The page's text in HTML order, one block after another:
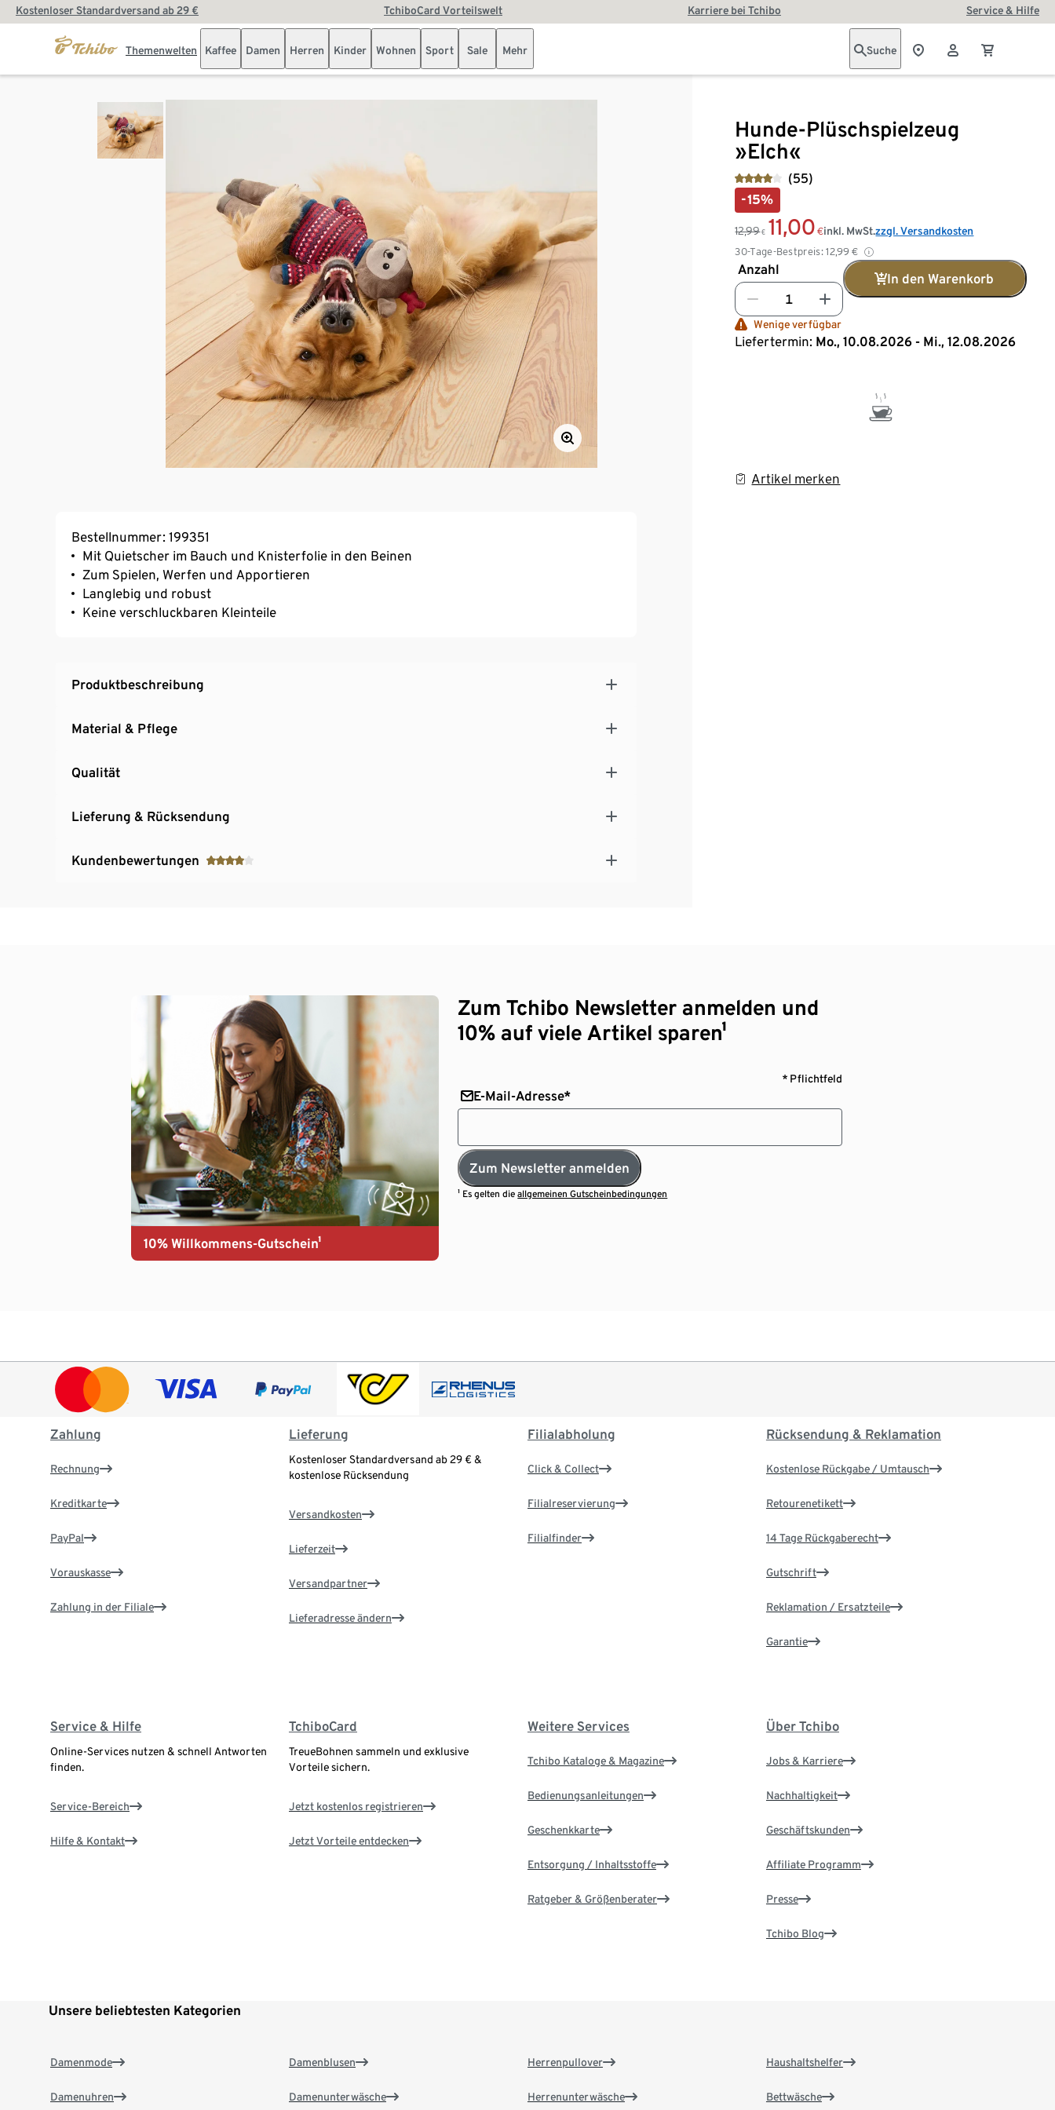
Kostenloser Standardversand ab 29 € TchiboCard Vorteilswelt Karriere bei Tchibo Service & Hilfe
Themenwelten Kaffee Damen Herren Kinder Wohnen Sport Sale Mehr Suche
Hunde-Plüschspielzeug
»Elch«
(55)
-15%
12,99 € 11,00 €
30-Tage-Bestpreis: 12,99 €
inkl. MwSt.zzgl. Versandkosten
Anzahl
In den Warenkorb
Wenige verfügbar
Liefertermin: Mo., 10.08.2026 - Mi., 12.08.2026
Artikel merken
Bestellnummer: 199351
Mit Quietscher im Bauch und Knisterfolie in den Beinen
Zum Spielen, Werfen und Apportieren
Langlebig und robust
Keine verschluckbaren Kleinteile
Produktbeschreibung
Material & Pflege
Qualität
Lieferung & Rücksendung
Kundenbewertungen
10% Willkommens-Gutschein¹
Zum Tchibo Newsletter anmelden und
10% auf viele Artikel sparen¹
* Pflichtfeld
E-Mail-Adresse*
Zum Newsletter anmelden
¹ Es gelten dieallgemeinen Gutscheinbedingungen
Zahlung
Rechnung
Kreditkarte
PayPal
Vorauskasse
Zahlung in der Filiale
Lieferung
Kostenloser Standardversand ab 29 € &
kostenlose Rücksendung
Versandkosten
Lieferzeit
Versandpartner
Lieferadresse ändern
Filialabholung
Click & Collect
Filialreservierung
Filialfinder
Rücksendung & Reklamation
Kostenlose Rückgabe / Umtausch
Retourenetikett
14 Tage Rückgaberecht
Gutschrift
Reklamation / Ersatzteile
Garantie
Service & Hilfe
Online-Services nutzen & schnell Antworten
finden.
Service-Bereich
Hilfe & Kontakt
TchiboCard
TreueBohnen sammeln und exklusive
Vorteile sichern.
Jetzt kostenlos registrieren
Jetzt Vorteile entdecken
Weitere Services
Tchibo Kataloge & Magazine
Bedienungsanleitungen
Geschenkkarte
Entsorgung / Inhaltsstoffe
Ratgeber & Größenberater
Über Tchibo
Jobs & Karriere
Nachhaltigkeit
Geschäftskunden
Affiliate Programm
Presse
Tchibo Blog
Unsere beliebtesten Kategorien
Damenmode
Damenuhren
Damenblusen
Damenunterwäsche
Herrenpullover
Herrenunterwäsche
Haushaltshelfer
Bettwäsche